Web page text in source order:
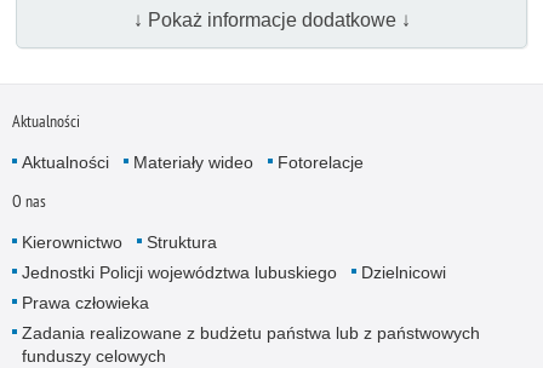
↓ Pokaż informacje dodatkowe ↓
Aktualności
Aktualności Materiały wideo Fotorelacje
O nas
Kierownictwo
Struktura
Jednostki Policji województwa lubuskiego
Dzielnicowi
Prawa człowieka
Zadania realizowane z budżetu państwa lub z państwowych
funduszy celowych